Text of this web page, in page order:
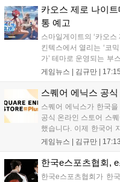
영상 및 대형 전광판에
카오스 제로 나이
통 예고
스마일게이트의 ‘카오
킨텍스에서 열리는 ‘코
가’ 테마로 운영되는 부
프레 모델 포토존 등 다
세한 정보는 공식 커뮤
게임뉴스 | 김규만 17:15
스퀘어 에닉스 공
스퀘어 에닉스가 한국
공식 온라인 스토어 스
했습니다. 이제 한국어
어 등 주요 게임의 피규
용 가능합니다....
게임뉴스 | 김규만 17:13
한국e스포츠협회,
한국e스포츠협회가 한